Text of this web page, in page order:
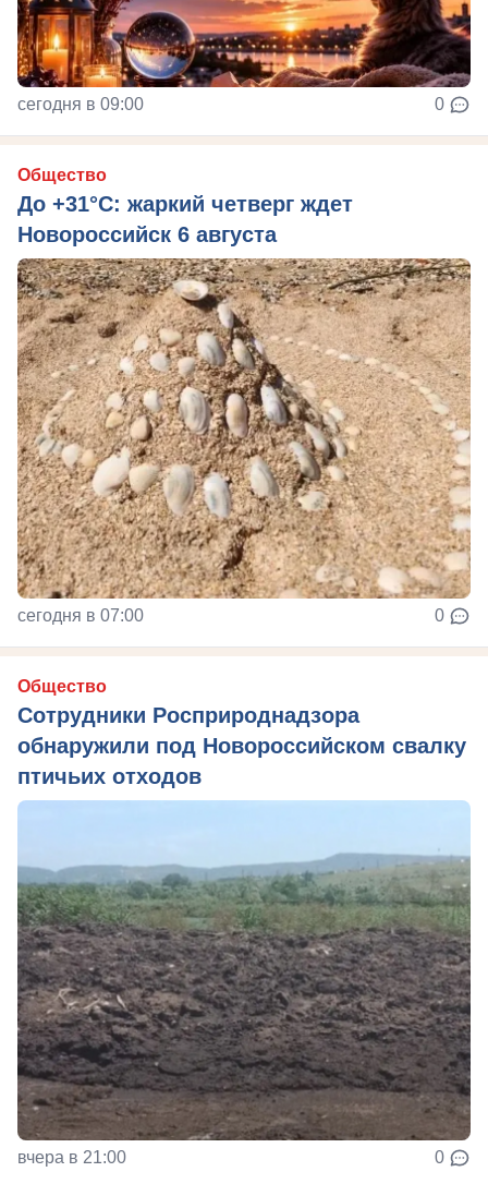
сегодня в 09:00 0
Общество
До +31°C: жаркий четверг ждет
Новороссийск 6 августа
сегодня в 07:00 0
Общество
Сотрудники Росприроднадзора
обнаружили под Новороссийском свалку
птичьих отходов
вчера в 21:00 0